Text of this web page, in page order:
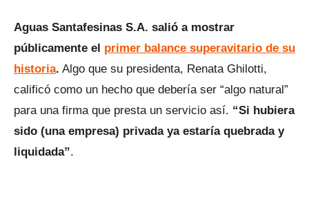
Aguas Santafesinas S.A. salió a mostrar
públicamente el primer balance superavitario de su
historia. Algo que su presidenta, Renata Ghilotti,
calificó como un hecho que debería ser “algo natural”
para una firma que presta un servicio así. “Si hubiera
sido (una empresa) privada ya estaría quebrada y
liquidada”.